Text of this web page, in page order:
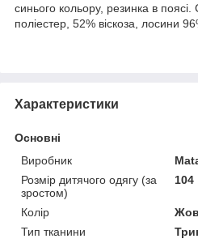
синього кольору, резинка в поясі.
поліестер, 52% віскоза, лосини
Характеристики
Основні
Виробник
Розмір дитячого одягу (за
зростом)
104
Колір
Тип тканини